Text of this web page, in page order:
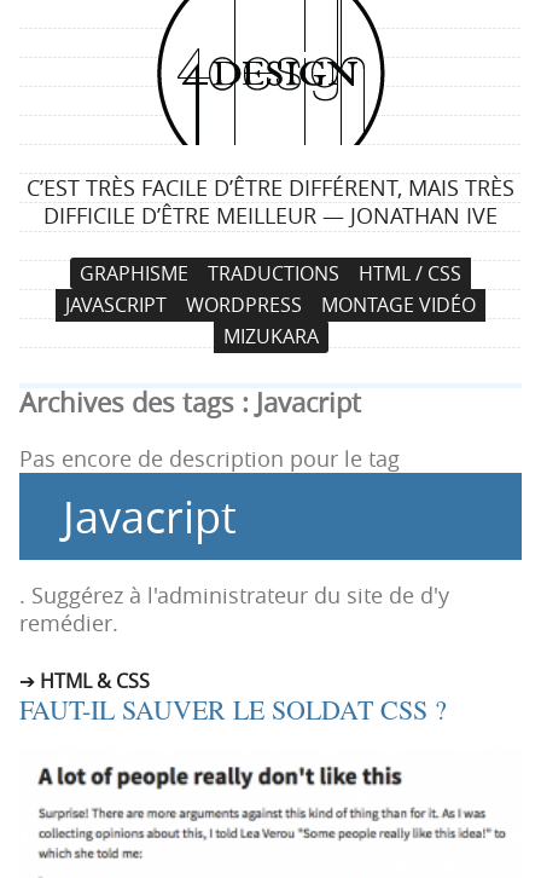
4
d
e
s
i
g
C’EST TRÈS FACILE D’ÊTRE DIFFÉRENT, MAIS TRÈS
DIFFICILE D’ÊTRE MEILLEUR — JONATHAN IVE
g
a
t
i
p
i
c
i
r
a
u
c
t
n
GRAPHISME TRADUCTIONS
HTML / CSS
JAVASCRIPT
WORDPRESS
MONTAGE VIDÉO
MIZUKARA
Archives des tags : Javacript
Pas encore de description pour le tag
Javacript
. Suggérez à l'administrateur du site de d'y
remédier.
HTML & CSS
FAUT-IL SAUVER LE SOLDAT CSS ?